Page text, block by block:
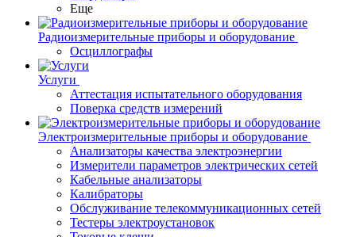
Еще
Радиоизмерительные приборы и оборудование
Осциллографы
Услуги
Аттестация испытательного оборудования
Поверка средств измерений
Электроизмерительные приборы и оборудование
Анализаторы качества электроэнергии
Измерители параметров электрических сетей
Кабельные анализаторы
Калибраторы
Обслуживание телекоммуникационных сетей
Тестеры электроустановок